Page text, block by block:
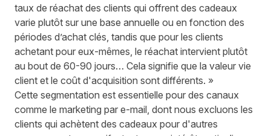
taux de réachat des clients qui offrent des cadeaux
varie plutôt sur une base annuelle ou en fonction des
périodes d’achat clés, tandis que pour les clients
achetant pour eux-mêmes, le réachat intervient plutôt
au bout de 60-90 jours… Cela signifie que la valeur vie
client et le coût d'acquisition sont différents. »
Cette segmentation est essentielle pour des canaux
comme le marketing par e-mail, dont nous excluons les
clients qui achètent des cadeaux pour d'autres